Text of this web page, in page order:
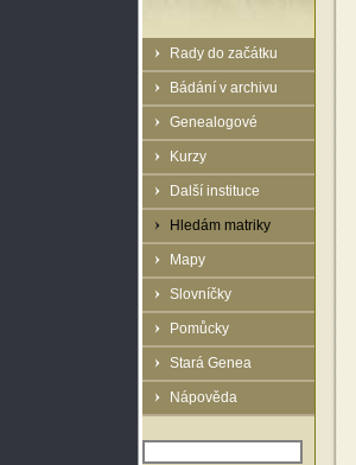
Rady do začátku
Bádání v archivu
Genealogové
Kurzy
Další instituce
Hledám matriky
Mapy
Slovníčky
Pomůcky
Stará Genea
Nápověda